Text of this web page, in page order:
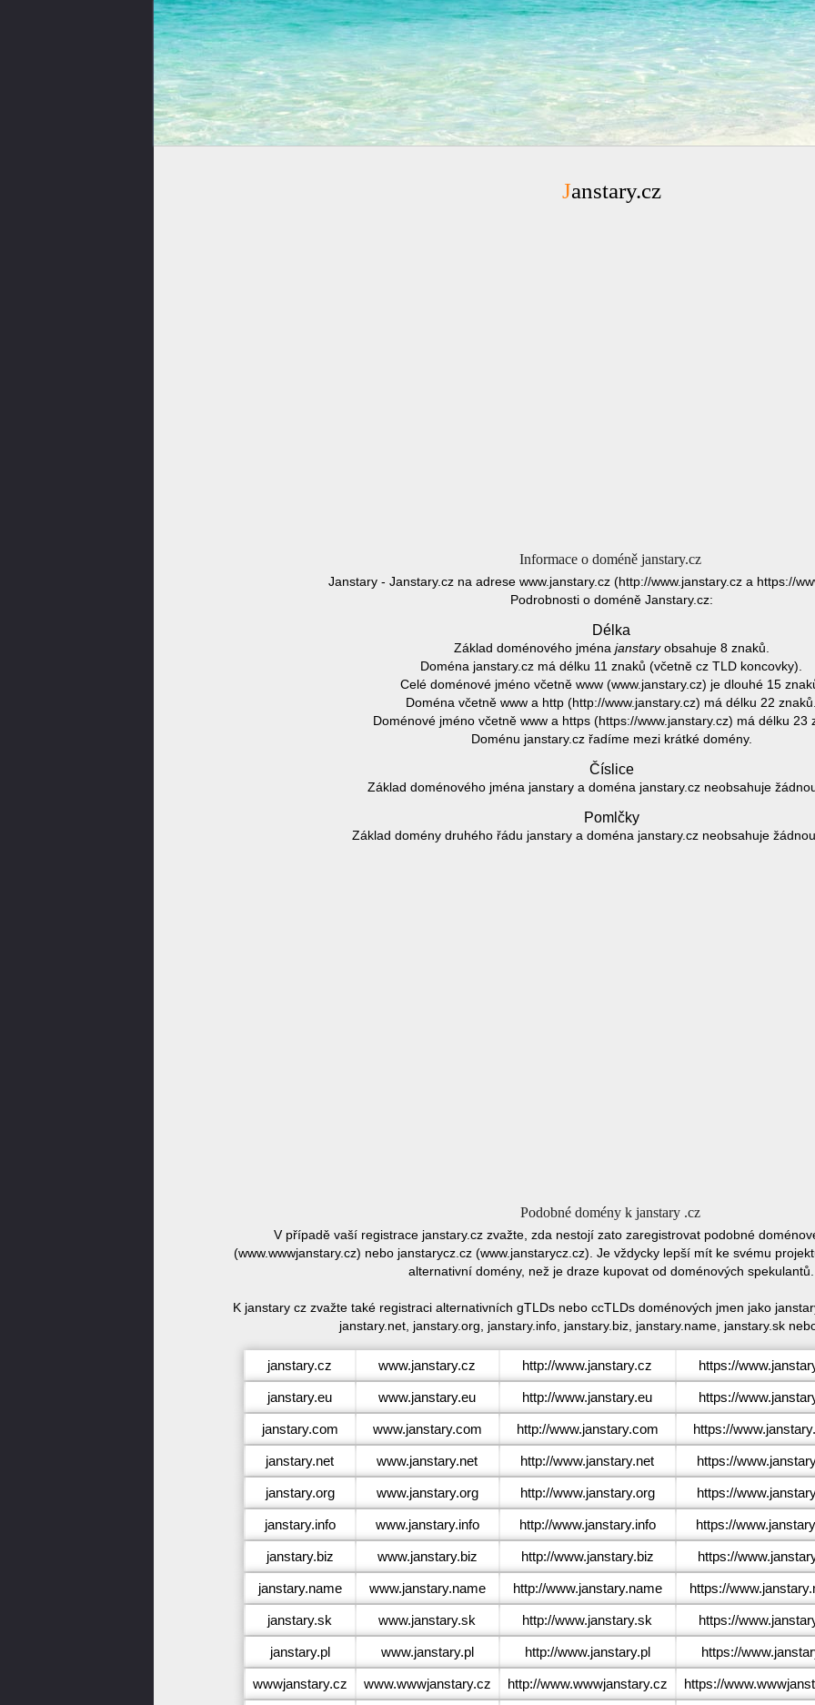
Janstary.cz
Informace o doméně janstary.cz
Janstary - Janstary.cz na adrese www.janstary.cz (http://www.janstary.cz a https://
Podrobnosti o doméně Janstary.cz:
Délka
Základ doménového jména janstaryobsahuje 8 znaků.
Doména janstary.cz má délku 11 znaků (včetně cz TLD koncovky).
Celé doménové jméno včetně www (www.janstary.cz) je dlouhé 15
Doména včetně www a http (http://www.janstary.cz) má délku 22 znaků.
Doménové jméno včetně www a https (https://www.janstary.cz) má délku 23
Doménu janstary.cz řadíme mezi krátké domény.
Číslice
Základ doménového jména janstary a doména janstary.cz neobsahuje
Pomlčky
Základ domény druhého řádu janstary a doména janstary.cz neobsahuje
Podobné domény k janstary .cz
V případě vaší registrace janstary.cz zvažte, zda nestojí zato zaregistrovat podobné
(www.wwwjanstary.cz) nebo janstarycz.cz (www.janstarycz.cz). Je vždycky lepší mít ke svému
alternativní domény, než je draze kupovat od doménových spekulantů.
K janstary cz zvažte také registraci alternativních gTLDs nebo ccTLDs doménových jmen jako
janstary.net, janstary.org, janstary.info, janstary.biz, janstary.name, janstary.sk
janstary.cz www.janstary.cz http://www.janstary.cz https://
janstary.eu www.janstary.eu http://www.janstary.eu https://
janstary.com www.janstary.com http://www.janstary.com https://
janstary.net www.janstary.net http://www.janstary.net https://
janstary.org www.janstary.org http://www.janstary.org https://
janstary.info www.janstary.info http://www.janstary.info https://
janstary.biz www.janstary.biz http://www.janstary.biz https://
janstary.name www.janstary.name http://www.janstary.name https://
janstary.sk www.janstary.sk http://www.janstary.sk https://
janstary.pl www.janstary.pl http://www.janstary.pl https://
wwwjanstary.cz www.wwwjanstary.cz http://www.wwwjanstary.cz https://